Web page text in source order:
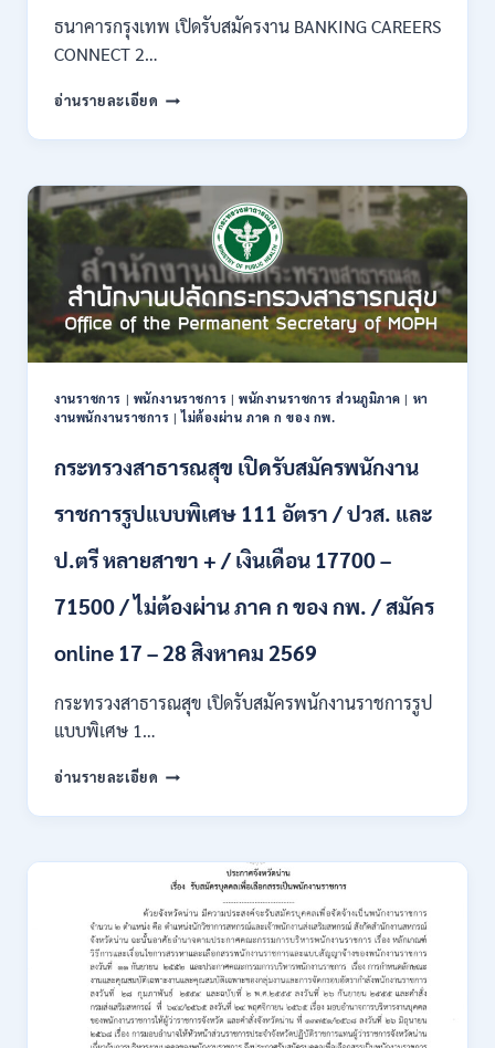
–
ธนาคารกรุงเทพ เปิดรับสมัครงาน BANKING CAREERS
CONNECT 2…
อ่านรายละเอียด ธนาคาร
เปิด
สมัคร
งาน
40
ตำแหน่ง
/
ปริญญา
ตรี
หลาย
ขึ้น
ไป
ยินดี
นักศึกษา
ใหม่
สมัคร
8
งานราชการ | พนักงานราชการ |พนักงานราชการ ส่วนภูมิภาค | หา
งานพนักงานราชการ |ไม่ต้องผ่าน ภาค ก ของ กพ.
กระทรวงสาธารณสุข เปิดรับสมัครพนักงาน
ราชการรูปแบบพิเศษ 111 อัตรา / ปวส. และ
ป.ตรี หลายสาขา + / เงินเดือน 17700 –
71500 / ไม่ต้องผ่าน ภาค ก ของ กพ. / สมัคร
online 17 – 28 สิงหาคม 2569
กระทรวงสาธารณสุข เปิดรับสมัครพนักงานราชการรูป
แบบพิเศษ 1…
อ่านรายละเอียด กระทรวง
เปิด
สมัคร
พนักงาน
ราชการ
รูป
แบบ
พิเศษ
111
อัตรา
/